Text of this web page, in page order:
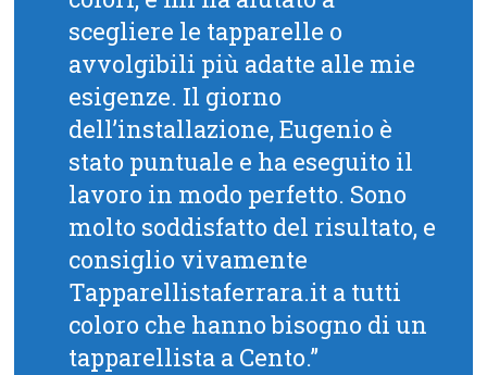
scegliere le tapparelle o
avvolgibili più adatte alle mie
esigenze. Il giorno
dell’installazione, Eugenio è
stato puntuale e ha eseguito il
lavoro in modo perfetto. Sono
molto soddisfatto del risultato, e
consiglio vivamente
Tapparellistaferrara.it a tutti
coloro che hanno bisogno di un
tapparellista a Cento.”